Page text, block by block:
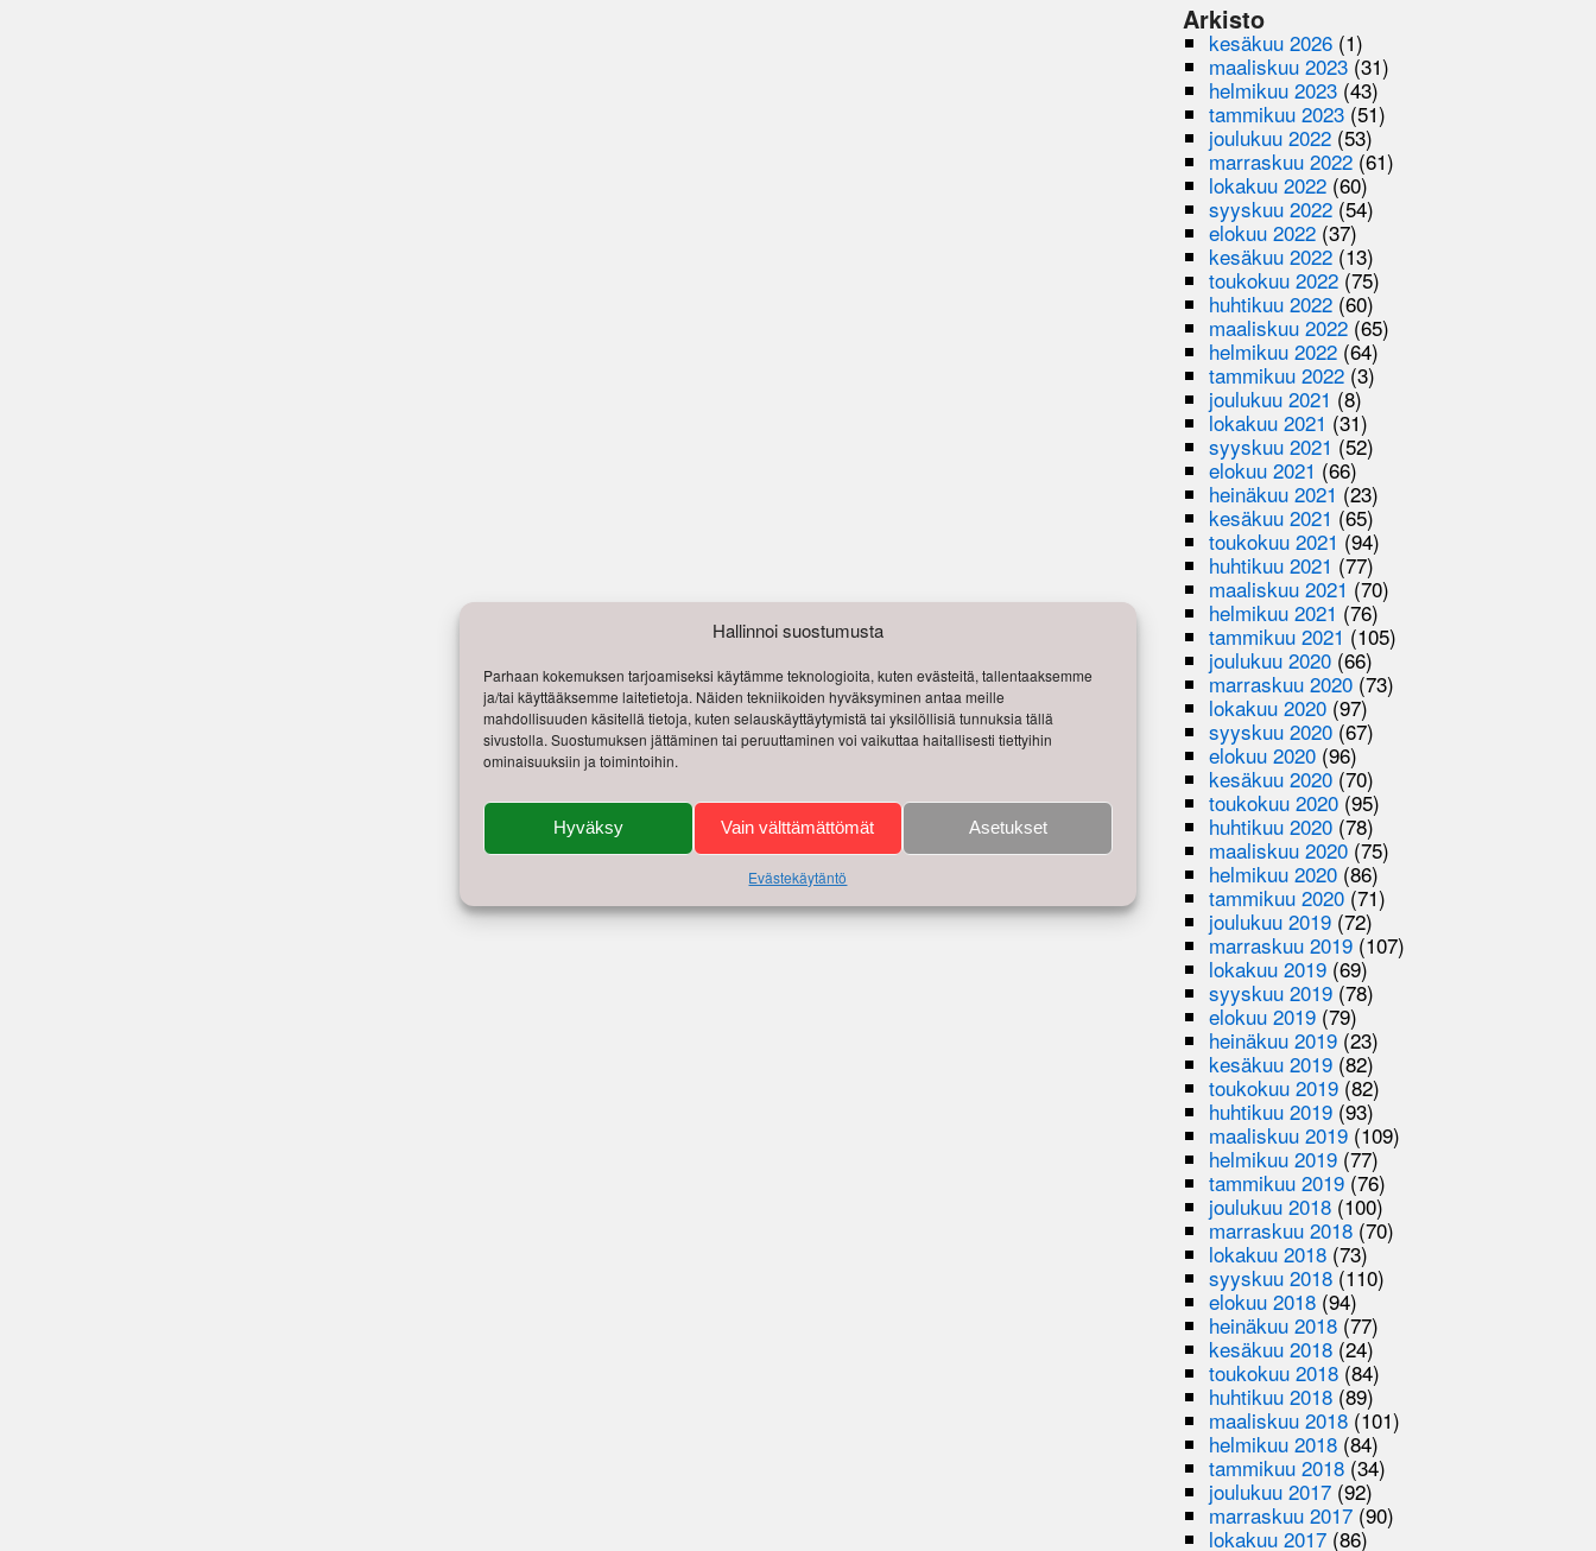
Hallinnoi suostumusta
Parhaan kokemuksen tarjoamiseksi käytämme teknologioita, kuten evästeitä, tallentaaksemme
ja/tai käyttääksemme laitetietoja. Näiden tekniikoiden hyväksyminen antaa meille
mahdollisuuden käsitellä tietoja, kuten selauskäyttäytymistä tai yksilöllisiä tunnuksia tällä
sivustolla. Suostumuksen jättäminen tai peruuttaminen voi vaikuttaa haitallisesti tiettyihin
ominaisuuksiin ja toimintoihin.
Hyväksy Vain välttämättömät Asetukset
Evästekäytäntö
Arkisto
kesäkuu 2026 (1)
maaliskuu 2023 (31)
helmikuu 2023 (43)
tammikuu 2023(51)
joulukuu 2022 (53)
marraskuu 2022 (61)
lokakuu 2022 (60)
syyskuu 2022(54)
elokuu 2022 (37)
kesäkuu 2022 (13)
toukokuu 2022(75)
huhtikuu 2022 (60)
maaliskuu 2022 (65)
helmikuu 2022 (64)
tammikuu 2022(3)
joulukuu 2021 (8)
lokakuu 2021 (31)
syyskuu 2021 (52)
elokuu 2021 (66)
heinäkuu 2021 (23)
kesäkuu 2021 (65)
toukokuu 2021 (94)
huhtikuu 2021 (77)
maaliskuu 2021 (70)
helmikuu 2021 (76)
tammikuu 2021 (105)
joulukuu 2020 (66)
marraskuu 2020 (73)
lokakuu 2020 (97)
syyskuu 2020(67)
elokuu 2020 (96)
kesäkuu 2020 (70)
toukokuu 2020(95)
huhtikuu 2020 (78)
maaliskuu 2020 (75)
helmikuu 2020 (86)
tammikuu 2020(71)
joulukuu 2019 (72)
marraskuu 2019 (107)
lokakuu 2019 (69)
syyskuu 2019(78)
elokuu 2019 (79)
heinäkuu 2019 (23)
kesäkuu 2019 (82)
toukokuu 2019(82)
huhtikuu 2019 (93)
maaliskuu 2019 (109)
helmikuu 2019 (77)
tammikuu 2019(76)
joulukuu 2018 (100)
marraskuu 2018 (70)
lokakuu 2018 (73)
syyskuu 2018(110)
elokuu 2018 (94)
heinäkuu 2018 (77)
kesäkuu 2018 (24)
toukokuu 2018(84)
huhtikuu 2018 (89)
maaliskuu 2018 (101)
helmikuu 2018 (84)
tammikuu 2018(34)
joulukuu 2017 (92)
marraskuu 2017 (90)
lokakuu 2017 (86)